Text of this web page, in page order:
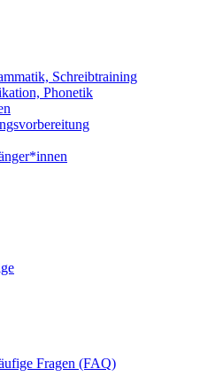
Schreibtraining
Phonetik
Fragen (FAQ)